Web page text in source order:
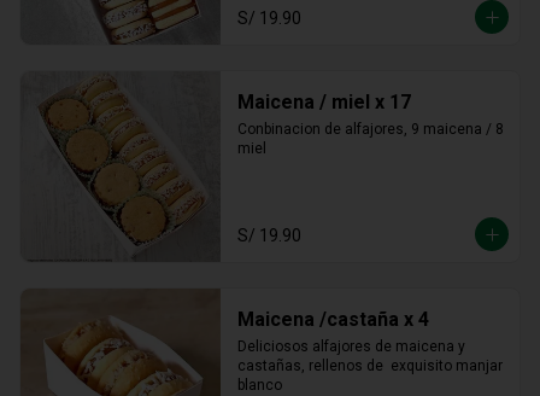
S/ 19.90
Maicena / miel x 17
Conbinacion de alfajores, 9 maicena / 8
miel
S/ 19.90
Maicena /castaña x 4
Deliciosos alfajores de maicena y
castañas, rellenos de  exquisito manjar
blanco